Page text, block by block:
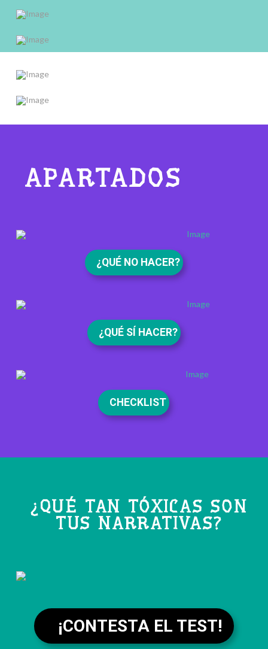
APARTADOS
¿QUÉ NO HACER?
¿QUÉ SÍ HACER?
CHECKLIST
¿QUÉ TAN TÓXICAS SON
TUS NARRATIVAS?
¡CONTESTA EL TEST!